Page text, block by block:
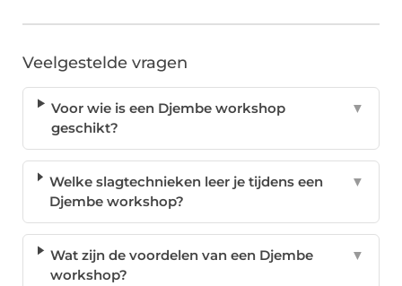
Veelgestelde vragen
Voor wie is een Djembe workshop
geschikt?
▼
Welke slagtechnieken leer je tijdens een
Djembe workshop?
▼
Wat zijn de voordelen van een Djembe
workshop?
▼